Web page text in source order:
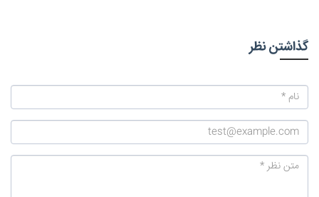
گذاشتن نظر